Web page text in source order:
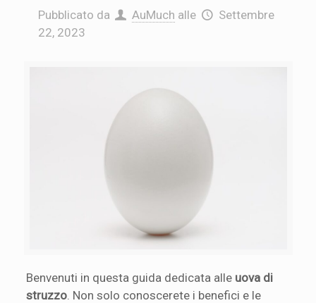
Pubblicato da AuMuch alle
Settembre
22, 2023
Benvenuti in questa guida dedicata alle uova di
struzzo . Non solo conoscerete i benefici e le